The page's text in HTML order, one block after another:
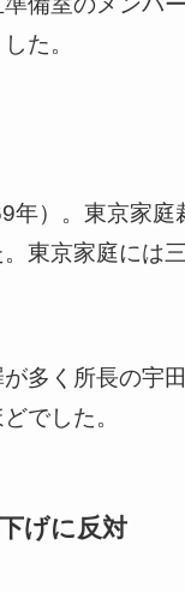
た。
年）。東京家庭
東京家庭には
多く所長の宇
でした。
げに反対